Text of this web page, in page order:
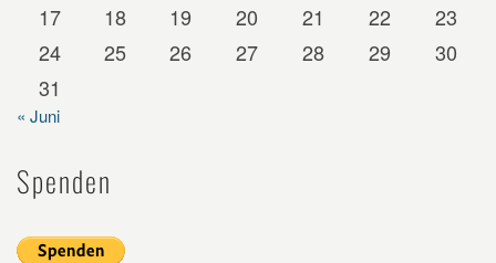
17
18 19 20 21 22
23
24
25 26 27 28 29
30
31
« Juni
Spenden